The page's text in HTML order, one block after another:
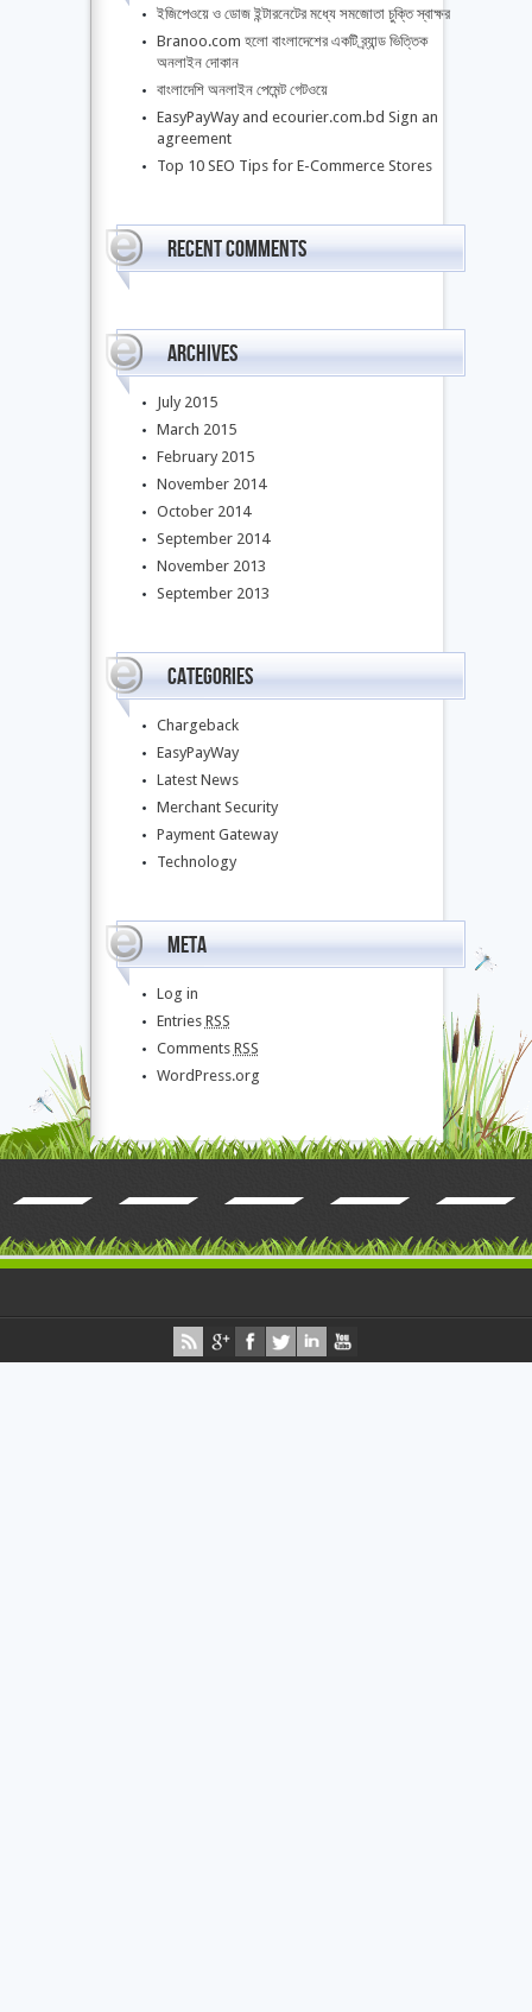
ইজিপেওয়ে ও ডোজ ইন্টারনেটের মধ্যে সমজোতা চুক্তি স্বাক্ষর
Branoo.com হলো বাংলাদেশের একটি ব্র্যান্ড ভিত্তিক
অনলাইন দোকান
বাংলাদেশি অনলাইন পেমেন্ট গেটওয়ে
EasyPayWay and ecourier.com.bd Sign an
agreement
Top 10 SEO Tips for E-Commerce Stores
Recent Comments
Archives
July 2015
March 2015
February 2015
November 2014
October 2014
September 2014
November 2013
September 2013
Categories
Chargeback
EasyPayWay
Latest News
Merchant Security
Payment Gateway
Technology
Meta
Log in
Entries RSS
Comments RSS
WordPress.org